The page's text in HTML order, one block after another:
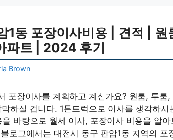
1동 포장이사비용 | 견적 | 원
파트 | 2024 후기
Brown
포장이사를 계획하고 계신가요? 원룸, 투룸
하실 겁니다. 1톤트럭으로 이사를 생각하시
바탕으로 월세 이사, 포장이사 비용을 알
로그에서는 대전시 동구 판암1동 지역의 포